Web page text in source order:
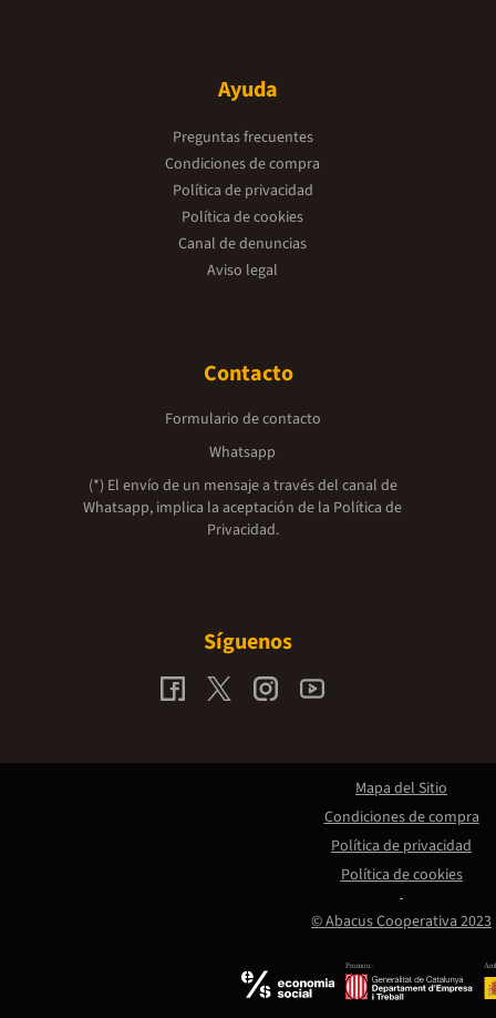
Ayuda
Preguntas frecuentes
Condiciones de compra
Política de privacidad
Política de cookies
Canal de denuncias
Aviso legal
Contacto
Formulario de contacto
Whatsapp
(*) El envío de un mensaje a través del canal de
Whatsapp, implica la aceptación de la Política de
Privacidad.
Síguenos
Promou:
© Abacus Cooperativa 2023
Mapa del Sitio
Condiciones de compra
Política de privacidad
Política de cookies